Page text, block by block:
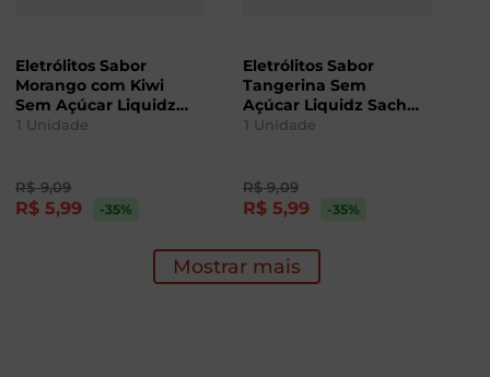
Eletrólitos Sabor
Morango com Kiwi
Sem Açúcar Liquidz
Sachê 5g
1 Unidade
R$ 9,09
R$ 5,99 -35%
Eletrólitos Sabor
Tangerina Sem
Açúcar Liquidz Sachê
5g
1 Unidade
R$ 9,09
R$ 5,99 -35%
Mostrar mais